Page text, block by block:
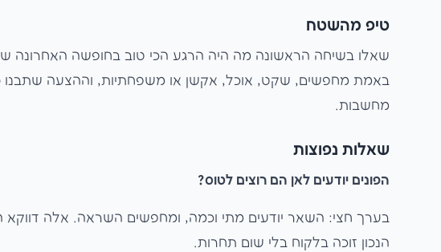
טיפ מהשטח
שאלו בשיחה הראשונה מה היה הרגע הכי טוב בחופשה
באמת מחפשים, שקט, אוכל, אקשן או משפחתיות, וההצעה שתבנו
מחשבות.
שאלות נפוצות
הפונים יודעים לאן הם רוצים לטוס?
בערך חצי: השאר יודעים מתי וכמה, ומחפשים השראה. אלה דווקא
הנכון זוכה בלקוח בלי שום תחרות.